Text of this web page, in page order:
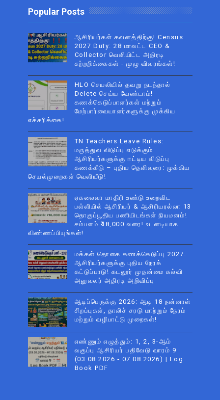
Popular Posts
ஆசிரியர்கள் கவனத்திற்கு! Census
2027 Duty: 28 மாவட்ட CEO &
Collector வெளியிட்ட அதிரடி
சுற்றறிக்கைகள் - முழு விவரங்கள்!
HLO செயலியில் தவறு நடந்தால்
Delete செய்ய வேண்டாம்! -
கணக்கெடுப்பாளர்கள் மற்றும்
மேற்பார்வையாளர்களுக்கு முக்கிய
எச்சரிக்கை!
TN Teachers Leave Rules:
மருத்துவ விடுப்பு எடுக்கும்
ஆசிரியர்களுக்கு ஈட்டிய விடுப்பு
கணக்கீடு – புதிய தெளிவுரை: முக்கிய
செயல்முறைகள் வெளியீடு!
ஏகலைவா மாதிரி உண்டு உறைவிட
பள்ளியில் ஆசிரியர் & ஆசிரியரல்லா 13
தொகுப்பூதிய பணியிடங்கள் நியமனம்!
சம்பளம் ₹18,000 வரை! உடனடியாக
விண்ணப்பியுங்கள்!
மக்கள் தொகை கணக்கெடுப்பு 2027:
ஆசிரியர்களுக்கு புதிய நேரக்
கட்டுப்பாடு! கடலூர் முதன்மை கல்வி
அலுவலர் அதிரடி அறிவிப்பு
ஆடிப்பெருக்கு 2026: ஆடி 18 நன்னாள்
சிறப்புகள், தாலிச் சரடு மாற்றும் நேரம்
மற்றும் வழிபாட்டு முறைகள்!
எண்ணும் எழுத்தும்: 1, 2, 3-ஆம்
வகுப்பு ஆசிரியர் பதிவேடு வாரம் 9
(03.08.2026 - 07.08.2026) | Log
Book PDF